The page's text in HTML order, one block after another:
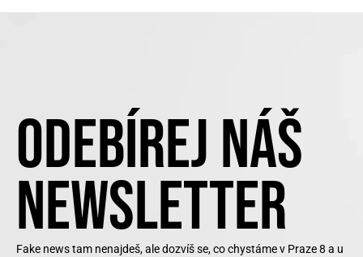
ODEBÍREJ NÁŠ
NEWSLETTER
Fake news tam nenajdeš, ale dozvíš se, co chystáme v Praze 8 a u